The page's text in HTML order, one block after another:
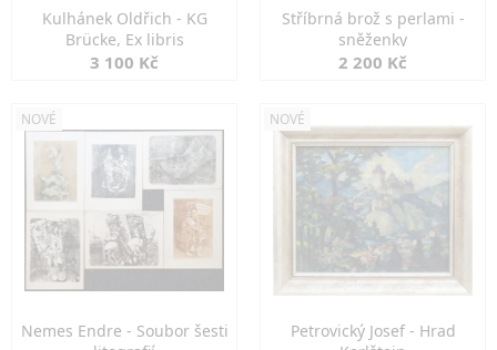
Kulhánek Oldřich - KG
Brücke, Ex libris
3 100 Kč
Stříbrná brož s perlami -
sněženky
2 200 Kč
NOVÉ
Nemes Endre - Soubor šesti
NOVÉ
Petrovický Josef - Hrad